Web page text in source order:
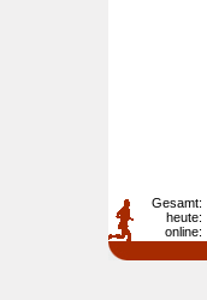
Gesamt:
heute:
online: